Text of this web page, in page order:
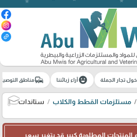
🎓
تجار الجملة emoji_emotionsآراء زبائننا commuteمناطق
مستلزمات القطط والكلاب
ستاندات
المطلوبة كبير قد يتغير سعر